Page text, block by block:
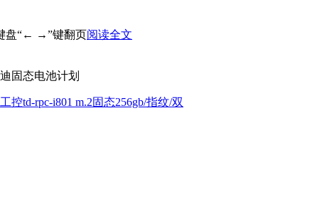
盘“← →”键翻页阅读全文
固态电池计划
控td-rpc-i801 m.2固态256gb/指纹/双